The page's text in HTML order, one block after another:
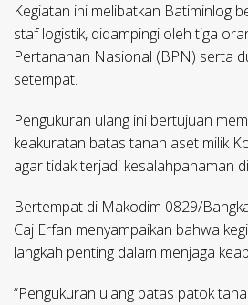
Kegiatan ini melibatkan Batiminlog
staf logistik, didampingi oleh tiga
Pertanahan Nasional (BPN) serta
setempat.
Pengukuran ulang ini bertujuan
keakuratan batas tanah aset milik
agar tidak terjadi kesalahpahaman
Bertempat di Makodim 0829/
Caj Erfan menyampaikan bahwa
langkah penting dalam menjaga
“Pengukuran ulang batas patok